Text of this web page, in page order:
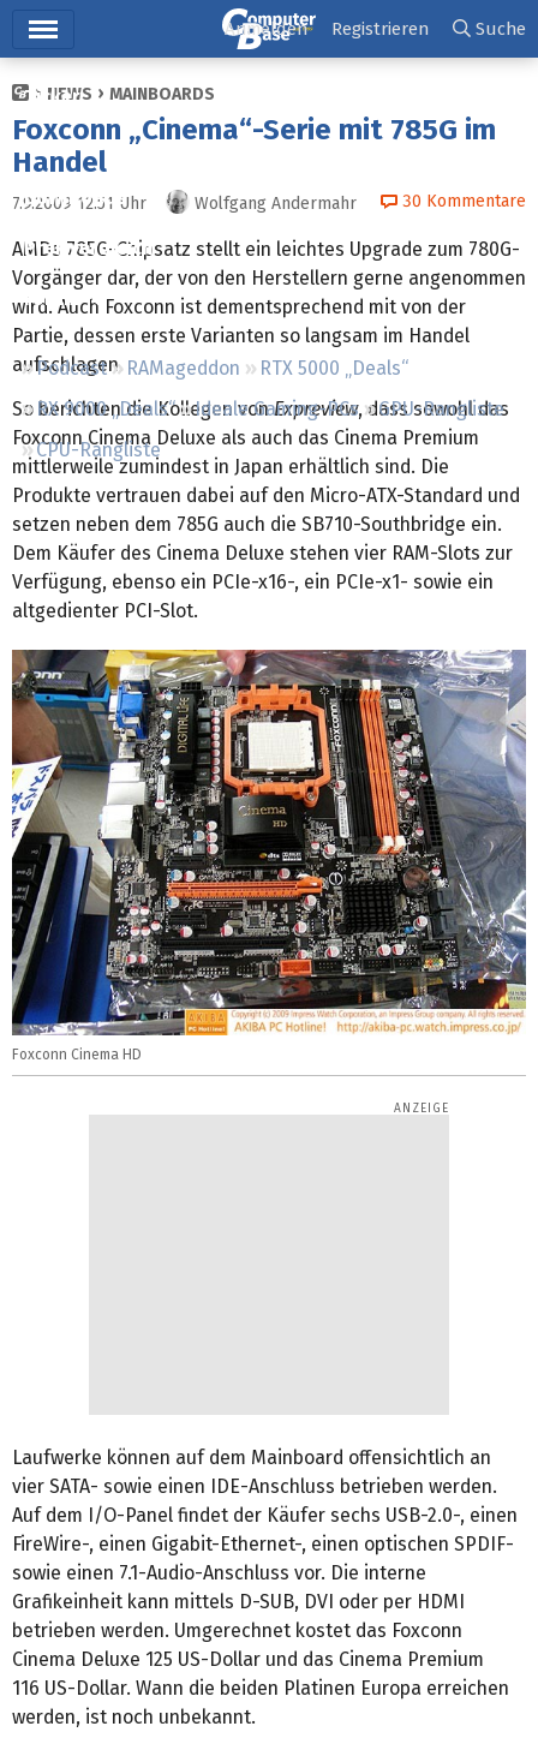
Ticker
Tests
Downloads
Preisvergleich
Forum
Podcast RAMageddon
RTX 5000 „Deals“
RX 9000 „Deals“
Ideale Gaming-PCs
GPU-Rangliste
CPU-Rangliste
Anmelden Registrieren Suche
NEWS MAINBOARDS
Foxconn „Cinema“-Serie mit 785G im
Handel
7.9.2009 12:51 Uhr Wolfgang Andermahr 30 Kommentare
AMDs 785G-Chipsatz stellt ein leichtes Upgrade zum 780G-
Vorgänger dar, der von den Herstellern gerne angenommen
wird. Auch Foxconn ist dementsprechend mit von der
Partie, dessen erste Varianten so langsam im Handel
aufschlagen.
So berichten die Kollegen vonExpreview, dass sowohl das
Foxconn Cinema Deluxe als auch das Cinema Premium
mittlerweile zumindest in Japan erhältlich sind. Die
Produkte vertrauen dabei auf den Micro-ATX-Standard und
setzen neben dem 785G auch die SB710-Southbridge ein.
Dem Käufer des Cinema Deluxe stehen vier RAM-Slots zur
Verfügung, ebenso ein PCIe-x16-, ein PCIe-x1- sowie ein
altgedienter PCI-Slot.
Foxconn Cinema HD
Laufwerke können auf dem Mainboard offensichtlich an
vier SATA- sowie einen IDE-Anschluss betrieben werden.
Auf dem I/O-Panel findet der Käufer sechs USB-2.0-, einen
FireWire-, einen Gigabit-Ethernet-, einen optischen SPDIF-
sowie einen 7.1-Audio-Anschluss vor. Die interne
Grafikeinheit kann mittels D-SUB, DVI oder per HDMI
betrieben werden. Umgerechnet kostet das Foxconn
Cinema Deluxe 125 US-Dollar und das Cinema Premium
116 US-Dollar. Wann die beiden Platinen Europa erreichen
werden, ist noch unbekannt.